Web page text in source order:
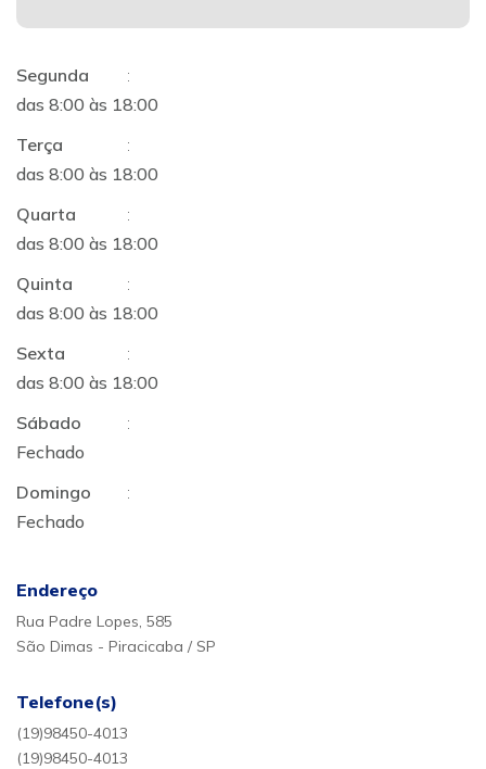
Segunda
:
das 8:00 às 18:00
Terça
:
das 8:00 às 18:00
Quarta
:
das 8:00 às 18:00
Quinta
:
das 8:00 às 18:00
Sexta
:
das 8:00 às 18:00
Sábado
:
Fechado
Domingo
:
Fechado
Endereço
Rua Padre Lopes, 585
São Dimas - Piracicaba / SP
Telefone(s)
(19)98450-4013
(19)98450-4013